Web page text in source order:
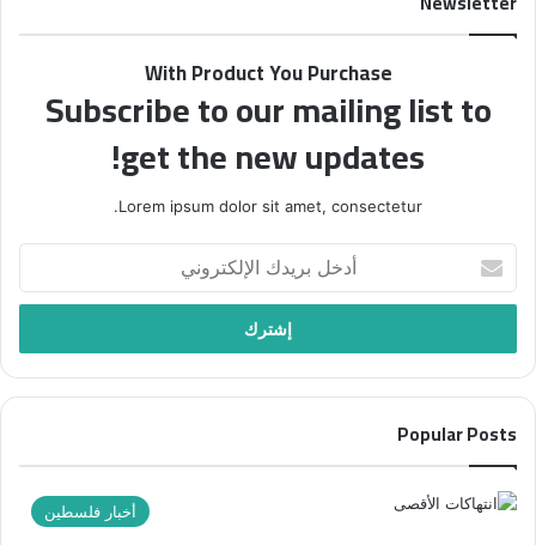
With Product You Purchase
Subscribe to our mailing list to
get the new updates!
Lorem ipsum dolor sit amet, consectetur.
بريدك
الإلكتروني
Popular Posts
أخبار فلسطين